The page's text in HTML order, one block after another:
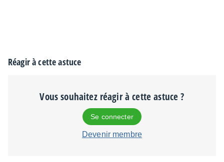
Réagir à cette astuce
Vous souhaitez réagir à cette astuce ?
Se connecter
Devenir membre